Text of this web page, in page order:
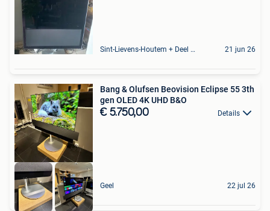
Sint-Lievens-Houtem + Deel Oombergen 21 jun 26
Bang & Olufsen Beovision Eclipse 55 3th
gen OLED 4K UHD B&O
€ 5.750,00 Details
Geel 22 jul 26